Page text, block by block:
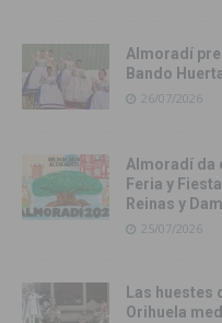
Almoradí
Bando
26/07/2026
Almoradí da
Feria y
Reinas y
25/07/2026
Las huestes
Orihuela